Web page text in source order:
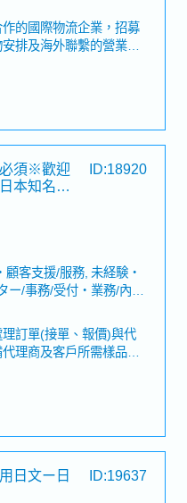
的國際物流企業，招募
排及海外聯繫的營業助
及客戶經理處理日常業
作業・回覆既有客戶的
作業・以Email為主與海
管理客戶信用額度・建
與公司內部相關部門聯
過與海外代理商聯繫，
。【產品／服務內容】・
貨物運輸及進出口相關
假、生理假、產檢假、
勞災保險、厚生年金保
須※歡迎
本知名連
ID:18920
客支援/服務, 未経験・
ー/事務/受付・業務/內
理訂單(接單、報價)與代
理商及客戶所需樣品及
關問題需求。・保持與
繫，電話及e-mail回覆
務人員控管出貨，並處
工廠生產及協調出貨進
人員處理銷售業務相關
。【組織人數】52名
假、生理假、產檢假、
日文ー日 ID:19637